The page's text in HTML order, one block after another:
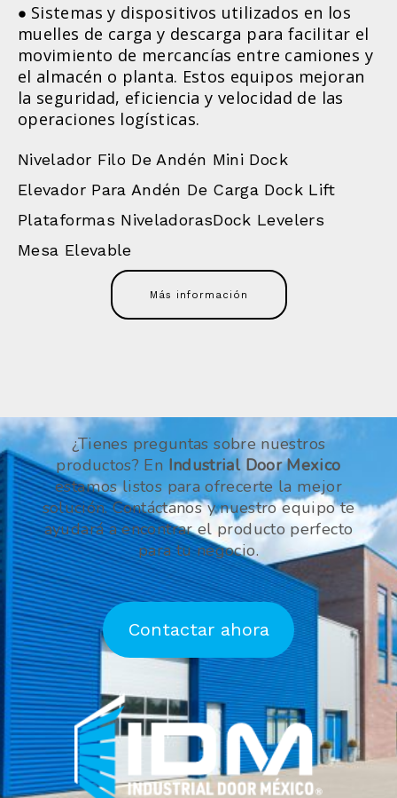
Sistemas y dispositivos utilizados en los
muelles de carga y descarga para facilitar el
movimiento de mercancías entre camiones y
el almacén o planta. Estos equipos mejoran
la seguridad, eficiencia y velocidad de las
operaciones logísticas.
Nivelador Filo De Andén Mini Dock
Elevador Para Andén De Carga Dock Lift
Plataformas NiveladorasDock Levelers
Mesa Elevable
Más información
¿Tienes preguntas sobre nuestros
productos? En Industrial Door Mexico
estamos listos para ofrecerte la mejor
solución. Contáctanos y nuestro equipo te
ayudará a encontrar el producto perfecto
para tu negocio.
Contactar ahora